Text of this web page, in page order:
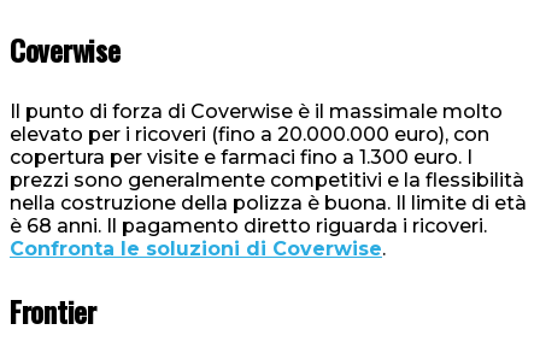
Coverwise
Il punto di forza di Coverwise è il massimale molto
elevato per i ricoveri (fino a 20.000.000 euro), con
copertura per visite e farmaci fino a 1.300 euro. I
prezzi sono generalmente competitivi e la flessibilità
nella costruzione della polizza è buona. Il limite di età
è 68 anni. Il pagamento diretto riguarda i ricoveri.
Confronta le soluzioni di Coverwise.
Frontier